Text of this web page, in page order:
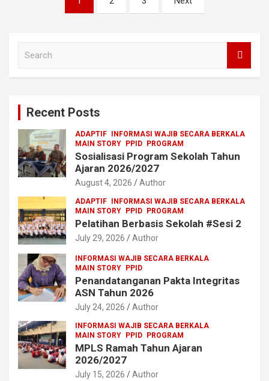
pagination
Recent Posts
ADAPTIF
INFORMASI WAJIB SECARA BERKALA
MAIN STORY
PPID PROGRAM
Sosialisasi Program Sekolah Tahun
Ajaran 2026/2027
August 4, 2026 Author
ADAPTIF
INFORMASI WAJIB SECARA BERKALA
MAIN STORY
PPID PROGRAM
Pelatihan Berbasis Sekolah #Sesi 2
July 29, 2026 Author
INFORMASI WAJIB SECARA BERKALA
MAIN STORY
PPID
Penandatanganan Pakta Integritas
ASN Tahun 2026
July 24, 2026 Author
INFORMASI WAJIB SECARA BERKALA
MAIN STORY
PPID PROGRAM
MPLS Ramah Tahun Ajaran
2026/2027
July 15, 2026 Author